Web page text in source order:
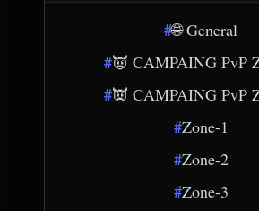
#🌐 General
#👿 CAMPAING PvP
#👿 CAMPAING PvP
#Zone-1
#Zone-2
#Zone-3